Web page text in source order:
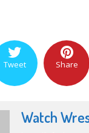
Tweet Share
Watch